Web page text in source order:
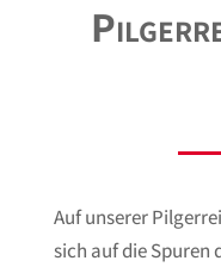
Auf unserer
sich auf die Spuren